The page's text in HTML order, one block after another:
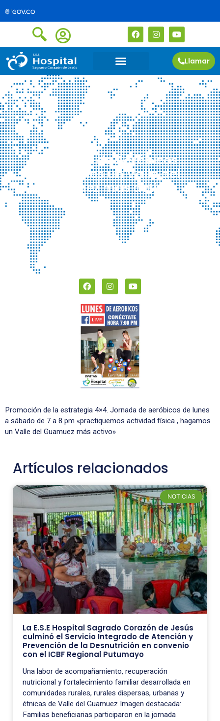
Llamar
Jornada de Aeróbicos
«hagamos un Valle del
Guamuez mas activo»
Promoción de la estrategia 4×4. Jornada de aeróbicos de lunes
a sábado de 7 a 8 pm «practiquemos actividad física , hagamos
un Valle del Guamuez más activo»
Artículos relacionados
NOTICIAS
La E.S.E Hospital Sagrado Corazón de Jesús
culminó el Servicio Integrado de Atención y
Prevención de la Desnutrición en convenio
con el ICBF Regional Putumayo
Una labor de acompañamiento, recuperación
nutricional y fortalecimiento familiar desarrollada en
comunidades rurales, rurales dispersas, urbanas y
étnicas de Valle del Guamuez Imagen destacada:
Familias beneficiarias participaron en la jornada